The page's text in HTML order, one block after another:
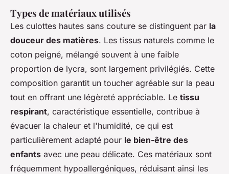
Types de matériaux utilisés
Les culottes hautes sans couture se distinguent par la
douceur des matières. Les tissus naturels comme le
coton peigné, mélangé souvent à une faible
proportion de lycra, sont largement privilégiés. Cette
composition garantit un toucher agréable sur la peau
tout en offrant une légèreté appréciable. Le tissu
respirant, caractéristique essentielle, contribue à
évacuer la chaleur et l'humidité, ce qui est
particulièrement adapté pour le bien-être des
enfants avec une peau délicate. Ces matériaux sont
fréquemment hypoallergéniques, réduisant ainsi les